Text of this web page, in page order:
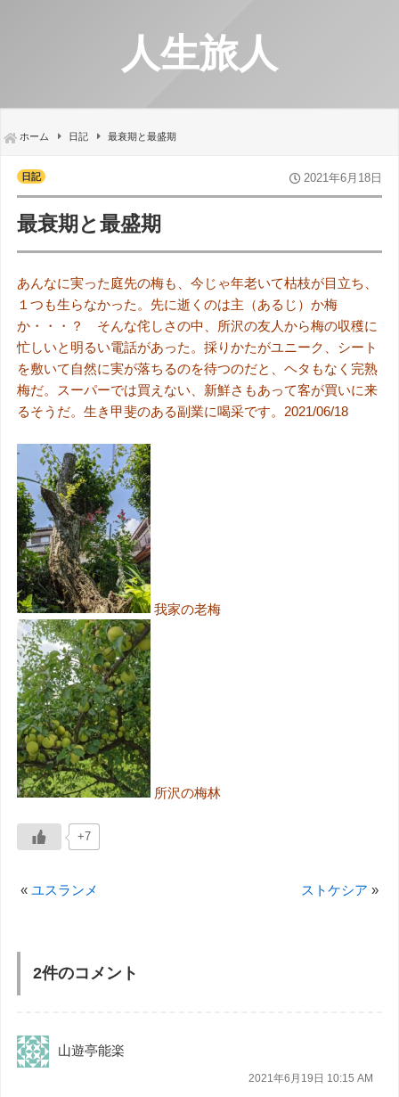
人生旅人
ホーム 日記 最衰期と最盛期
日記 2021年6月18日
最衰期と最盛期
あんなに実った庭先の梅も、今じゃ年老いて枯枝が目立ち、
１つも生らなかった。先に逝くのは主（あるじ）か梅
か・・・？ そんな侘しさの中、所沢の友人から梅の収穫に
忙しいと明るい電話があった。採りかたがユニーク、シート
を敷いて自然に実が落ちるのを待つのだと、ヘタもなく完熟
梅だ。スーパーでは買えない、新鮮さもあって客が買いに来
るそうだ。生き甲斐のある副業に喝采です。2021/06/18
我家の老梅
所沢の梅林
+7
« ユスランメ ストケシア »
2件のコメント
山遊亭能楽
2021年6月19日 10:15 AM